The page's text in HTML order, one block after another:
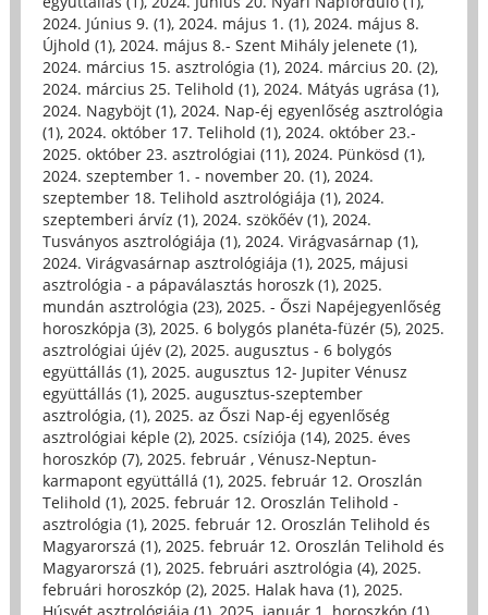
2024. Június 9. (1), 2024. május 1. (1), 2024. május 8.
Újhold (1), 2024. május 8.- Szent Mihály jelenete (1),
2024. március 15. asztrológia (1), 2024. március 20. (2),
2024. március 25. Telihold (1), 2024. Mátyás ugrása (1),
2024. Nagyböjt (1), 2024. Nap-éj egyenlőség asztrológia
(1), 2024. október 17. Telihold (1), 2024. október 23.-
2025. október 23. asztrológiai (11), 2024. Pünkösd (1),
2024. szeptember 1. - november 20. (1), 2024.
szeptember 18. Telihold asztrológiája (1), 2024.
szeptemberi árvíz (1), 2024. szökőév (1), 2024.
Tusványos asztrológiája (1), 2024. Virágvasárnap (1),
2024. Virágvasárnap asztrológiája (1), 2025, májusi
asztrológia - a pápaválasztás horoszk (1), 2025.
mundán asztrológia (23), 2025. - Őszi Napéjegyenlőség
horoszkópja (3), 2025. 6 bolygós planéta-füzér (5), 2025.
asztrológiai újév (2), 2025. augusztus - 6 bolygós
együttállás (1), 2025. augusztus 12- Jupiter Vénusz
együttállás (1), 2025. augusztus-szeptember
asztrológia, (1), 2025. az Őszi Nap-éj egyenlőség
asztrológiai képle (2), 2025. csíziója (14), 2025. éves
horoszkóp (7), 2025. február , Vénusz-Neptun-
karmapont együttállá (1), 2025. február 12. Oroszlán
Telihold (1), 2025. február 12. Oroszlán Telihold -
asztrológia (1), 2025. február 12. Oroszlán Telihold és
Magyarorszá (1), 2025. február 12. Oroszlán Telihold és
Magyarorszá (1), 2025. februári asztrológia (4), 2025.
februári horoszkóp (2), 2025. Halak hava (1), 2025.